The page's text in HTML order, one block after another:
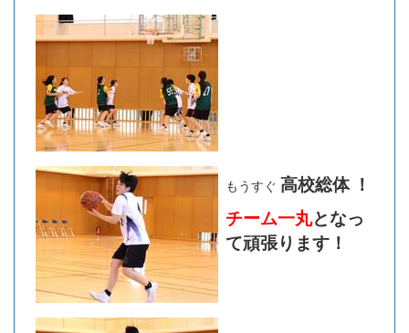
もうすぐ 高校総体 ！
チーム一丸となっ
て頑張ります！